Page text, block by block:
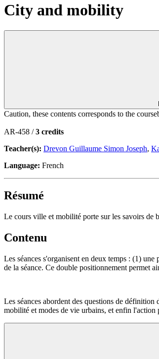
City and mobility
Caution, these contents corresponds to the
AR-458 /3 credits
Teacher(s): Drevon Guillaume Simon Joseph,
Language: French
Résumé
Le cours ville et mobilité porte sur les savoirs de
Contenu
Les séances s'organisent en deux temps : (1)
de la séance. Ce double positionnement permet
Les séances abordent des questions de
mobilité et modes de vie urbains, et enfin